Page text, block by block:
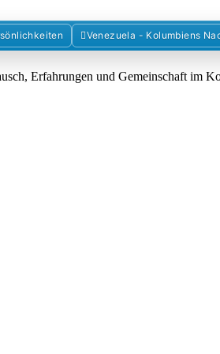
Kolumbiens
Erfahrungen und Gemeinschaft im
Venezuela - Kolumbiens